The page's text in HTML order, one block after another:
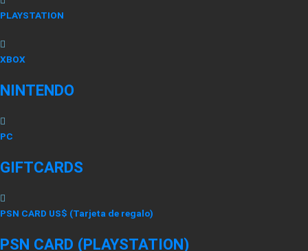
PLAYSTATION
XBOX
NINTENDO
PC
GIFTCARDS
PSN CARD US$ (Tarjeta de regalo)
PSN CARD (PLAYSTATION)